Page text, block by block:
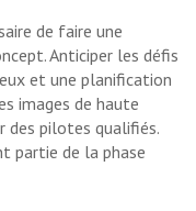
de faire une
Anticiper les défis
et une planification
images de haute
pilotes qualifiés.
partie de la phase